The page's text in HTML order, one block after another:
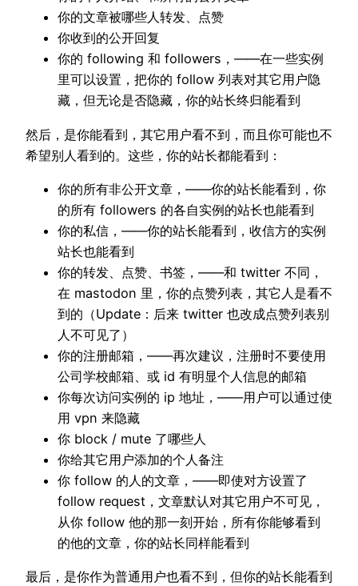
你的文章被哪些人转发、点赞
你收到的公开回复
你的 following 和 followers，——在一些实例
里可以设置，把你的 follow 列表对其它用户隐
藏，但无论是否隐藏，你的站长终归能看到
然后，是你能看到，其它用户看不到，而且你可能也不
希望别人看到的。这些，你的站长都能看到：
你的所有非公开文章，——你的站长能看到，你
的所有 followers 的各自实例的站长也能看到
你的私信，——你的站长能看到，收信方的实例
站长也能看到
你的转发、点赞、书签，——和 twitter 不同，
在 mastodon 里，你的点赞列表，其它人是看不
到的（Update：后来 twitter 也改成点赞列表别
人不可见了）
你的注册邮箱，——再次建议，注册时不要使用
公司学校邮箱、或 id 有明显个人信息的邮箱
你每次访问实例的 ip 地址，——用户可以通过使
用 vpn 来隐藏
你 block / mute 了哪些人
你给其它用户添加的个人备注
你 follow 的人的文章，——即使对方设置了
follow request，文章默认对其它用户不可见，
从你 follow 他的那一刻开始，所有你能够看到
的他的文章，你的站长同样能看到
最后，是你作为普通用户也看不到，但你的站长能看到